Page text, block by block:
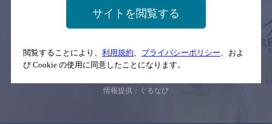
サイトマップ ご意見・ご感想 利用規約
念のためお店にご確認の上ご来店くださいますようお願い申し上げま
す。
情報提供：ぐるなび
サイトを閲覧する
閲覧することにより、 利用規約 プライバシーポリシー 、およ
び Cookie の使用に同意したことになります。